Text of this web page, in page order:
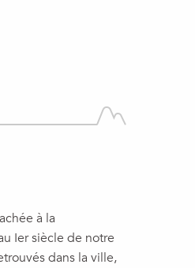
à la
Ier siècle de notre
dans la ville,